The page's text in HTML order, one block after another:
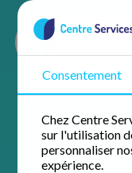
Consentement
Chez Centre
sur l'utilisation
personnaliser
expérience.
Ménage